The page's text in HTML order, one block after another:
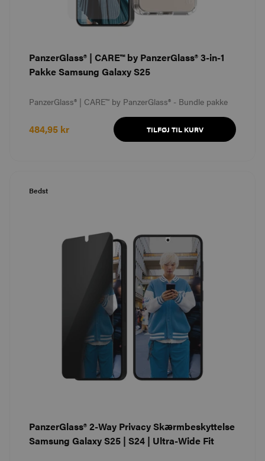
PanzerGlass® | CARE™ by PanzerGlass® 3-in-1
Pakke Samsung Galaxy S25
PanzerGlass® | CARE™ by PanzerGlass® - Bundle pakke
484,95 kr TILFØJ TIL KURV
Bedst
PanzerGlass® 2-Way Privacy Skærmbeskyttelse
Samsung Galaxy S25 | S24 | Ultra-Wide Fit